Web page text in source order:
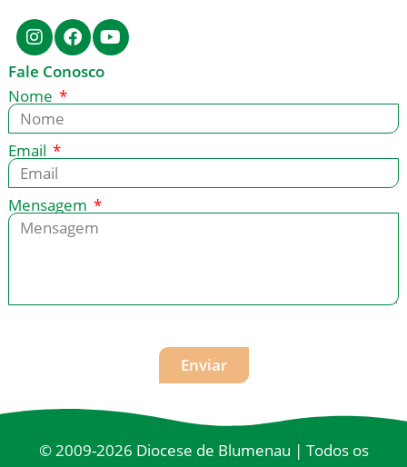
Fale Conosco
Nome
Email
Mensagem
Enviar
© 2009-2026 Diocese de Blumenau | Todos os